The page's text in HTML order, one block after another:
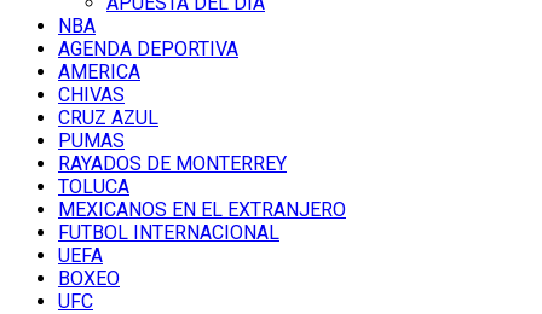
NBA
AGENDA DEPORTIVA
AMERICA
CHIVAS
CRUZ AZUL
PUMAS
RAYADOS DE MONTERREY
TOLUCA
MEXICANOS EN EL EXTRANJERO
FUTBOL INTERNACIONAL
UEFA
BOXEO
UFC